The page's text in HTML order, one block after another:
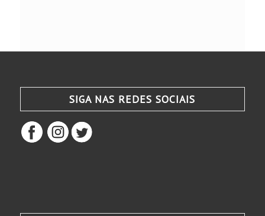
SIGA NAS REDES SOCIAIS